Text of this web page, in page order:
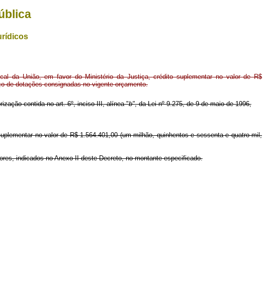
da União, em favor do Ministério da Justiça, crédito suplementar no valor de R$
de dotações consignadas no vigente orçamento.
contida no art. 6º, inciso III, alínea "b", da Lei nº 9.275, de 9 de maio de 1996,
no valor de R$ 1.564.401,00 (um milhão, quinhentos e sessenta e quatro mil,
indicados no Anexo II deste Decreto, no montante especificado.